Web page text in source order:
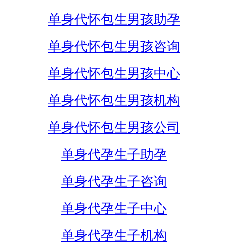
单身代怀包生男孩助孕
单身代怀包生男孩咨询
单身代怀包生男孩中心
单身代怀包生男孩机构
单身代怀包生男孩公司
单身代孕生子助孕
单身代孕生子咨询
单身代孕生子中心
单身代孕生子机构